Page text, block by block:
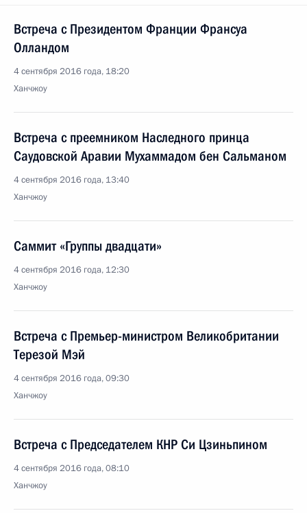
Встреча с Президентом Франции Франсуа
Олландом
4 сентября 2016 года, 18:20
Ханчжоу
Встреча с преемником Наследного принца
Саудовской Аравии Мухаммадом бен Сальманом
4 сентября 2016 года, 13:40
Ханчжоу
Саммит «Группы двадцати»
4 сентября 2016 года, 12:30
Ханчжоу
Встреча с Премьер-министром Великобритании
Терезой Мэй
4 сентября 2016 года, 09:30
Ханчжоу
Встреча с Председателем КНР Си Цзиньпином
4 сентября 2016 года, 08:10
Ханчжоу